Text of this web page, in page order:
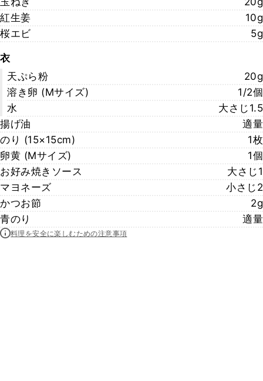
紅生姜
10g
桜エビ
5g
衣
天ぷら粉
20g
溶き卵 (Mサイズ)
1/2個
水
大さじ1.5
揚げ油
適量
のり (15×15cm)
1枚
卵黄 (Mサイズ)
1個
お好み焼きソース
大さじ1
マヨネーズ
小さじ2
かつお節
2g
青のり
適量
料理を安全に楽しむための注意事項